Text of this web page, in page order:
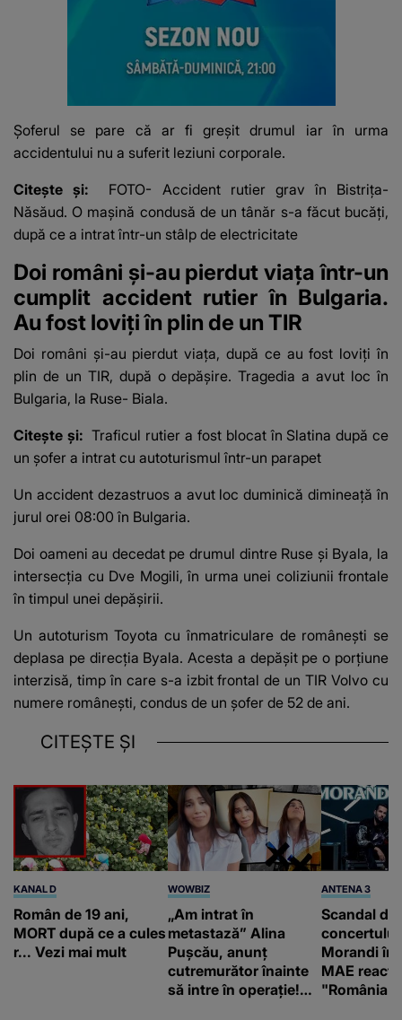
Șoferul se pare că ar fi greșit drumul iar în urma
accidentului nu a suferit leziuni corporale.
Citește și: FOTO- Accident rutier grav în Bistrița-
Năsăud. O mașină condusă de un tânăr s-a făcut bucăți,
după ce a intrat într-un stâlp de electricitate
Doi români și-au pierdut viața într-un
cumplit accident rutier în Bulgaria.
Au fost loviți în plin de un TIR
Doi români și-au pierdut viața, după ce au fost loviți în
plin de un TIR, după o depășire. Tragedia a avut loc în
Bulgaria, la Ruse- Biala.
Citește și:Traficul rutier a fost blocat în Slatina după ce
un șofer a intrat cu autoturismul într-un parapet
Un accident dezastruos a avut loc duminică dimineață în
jurul orei 08:00 în Bulgaria.
Doi oameni au decedat pe drumul dintre Ruse şi Byala, la
intersecția cu Dve Mogili, în urma unei coliziunii frontale
în timpul unei depășirii.
Un autoturism Toyota cu înmatriculare de românești se
deplasa pe direcția Byala. Acesta a depășit pe o porţiune
interzisă, timp în care s-a izbit frontal de un TIR Volvo cu
numere românești, condus de un șofer de 52 de ani.
CITEȘTE ȘI
KANAL D
Român de 19 ani,
MORT după ce a cules
r... Vezi mai mult
WOWBIZ
„Am intrat în
metastază” Alina
Pușcău, anunț
cutremurător înainte
să intre în operație!
ANTENA 3
Scandal
Morandi în
MAE
"România